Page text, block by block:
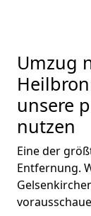
Umzug
unsere
nutzen
Eine der
Entfernung.